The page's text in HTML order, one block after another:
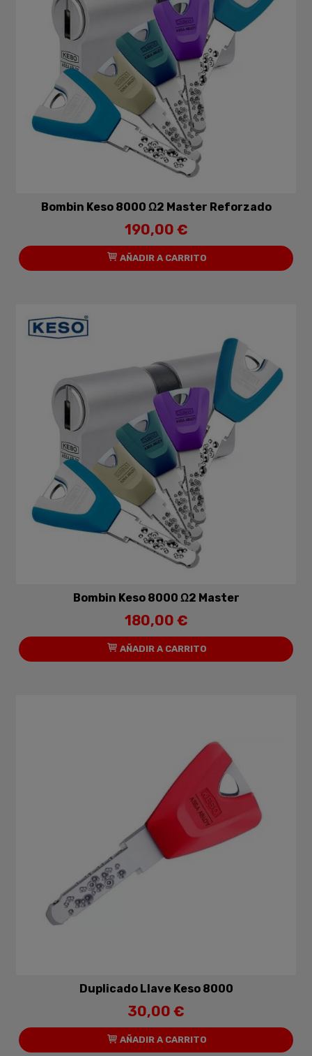
Bombin Keso 8000 Ω2 Master Reforzado
190,00 €
AÑADIR A CARRITO
Bombin Keso 8000 Ω2 Master
180,00 €
AÑADIR A CARRITO
Duplicado Llave Keso 8000
30,00 €
AÑADIR A CARRITO